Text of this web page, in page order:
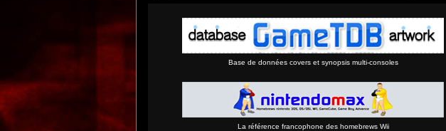
Base de données covers et synopsis multi-consoles
La référence francophone des homebrews Wii